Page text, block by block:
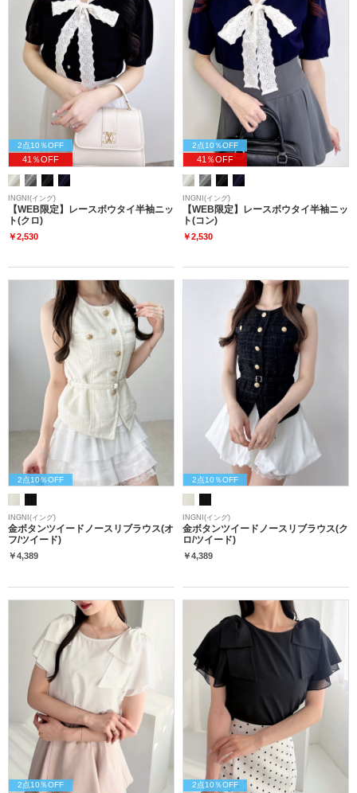
2点10％OFF
41％OFF
INGNI(イング)
【WEB限定】レースボウタイ半袖ニッ
ト(クロ)
￥2,530
2点10％OFF
41％OFF
INGNI(イング)
【WEB限定】レースボウタイ半袖ニッ
ト(コン)
￥2,530
2点10％OFF
INGNI(イング)
金ボタンツイードノースリブラウス(オ
フ/ツイード)
￥4,389
2点10％OFF
INGNI(イング)
金ボタンツイードノースリブラウス(ク
ロ/ツイード)
￥4,389
2点10％OFF 2点10％OFF